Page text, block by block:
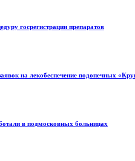
госрегистрации препаратов
на лекобеспечение подопечных
в подмосковных больницах